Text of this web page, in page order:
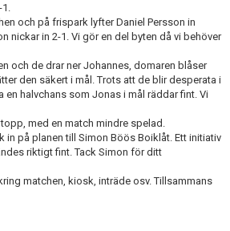
1.
och på frispark lyfter Daniel Persson in
nickar in 2-1. Vi gör en del byten då vi behöver
och de drar ner Johannes, domaren blåser
den säkert i mål. Trots att de blir desperata i
en halvchans som Jonas i mål räddar fint. Vi
med en match mindre spelad.
in på planen till Simon Böös Boiklåt. Ett initiativ
riktigt fint. Tack Simon för ditt
matchen, kiosk, inträde osv. Tillsammans